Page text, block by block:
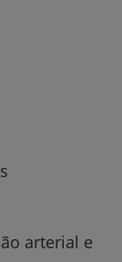
arterial e